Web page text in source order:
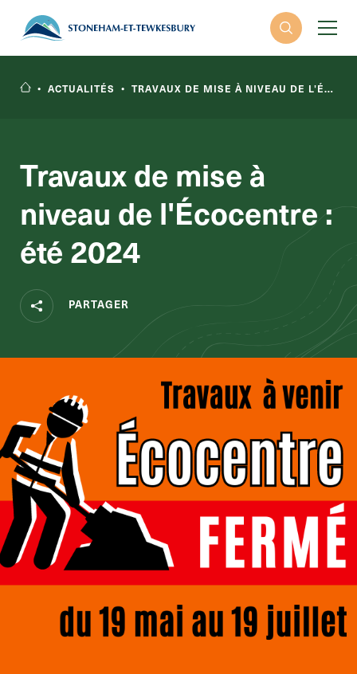
RECHERCHER
• ACTUALITÉS • TRAVAUX DE MISE À NIVEAU DE L'ÉCOCENTRE : ÉTÉ 2024
Travaux de mise à
niveau de l'Écocentre :
été 2024
PARTAGER